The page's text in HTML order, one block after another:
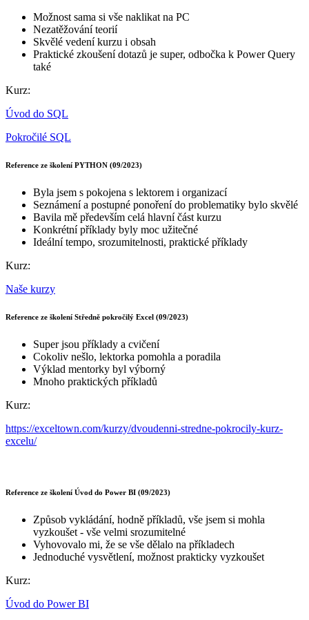
Možnost sama si vše naklikat na PC
Nezatěžování teorií
Skvělé vedení kurzu i obsah
Praktické zkoušení dotazů je super, odbočka k Power Query
také
Kurz:
Úvod do SQL
Pokročilé SQL
Reference ze školení PYTHON (09/2023)
Byla jsem s pokojena s lektorem i organizací
Seznámení a postupné ponoření do problematiky bylo skvělé
Bavila mě především celá hlavní část kurzu
Konkrétní příklady byly moc užitečné
Ideální tempo, srozumitelnosti, praktické příklady
Kurz:
Naše kurzy
Reference ze školení Středně pokročilý Excel (09/2023)
Super jsou příklady a cvičení
Cokoliv nešlo, lektorka pomohla a poradila
Výklad mentorky byl výborný
Mnoho praktických příkladů
Kurz:
https://exceltown.com/kurzy/dvoudenni-stredne-pokrocily-kurz-
excelu/
Reference ze školení Úvod do Power BI (09/2023)
Způsob vykládání, hodně příkladů, vše jsem si mohla
vyzkoušet - vše velmi srozumitelné
Vyhovovalo mi, že se vše dělalo na příkladech
Jednoduché vysvětlení, možnost prakticky vyzkoušet
Kurz:
Úvod do Power BI